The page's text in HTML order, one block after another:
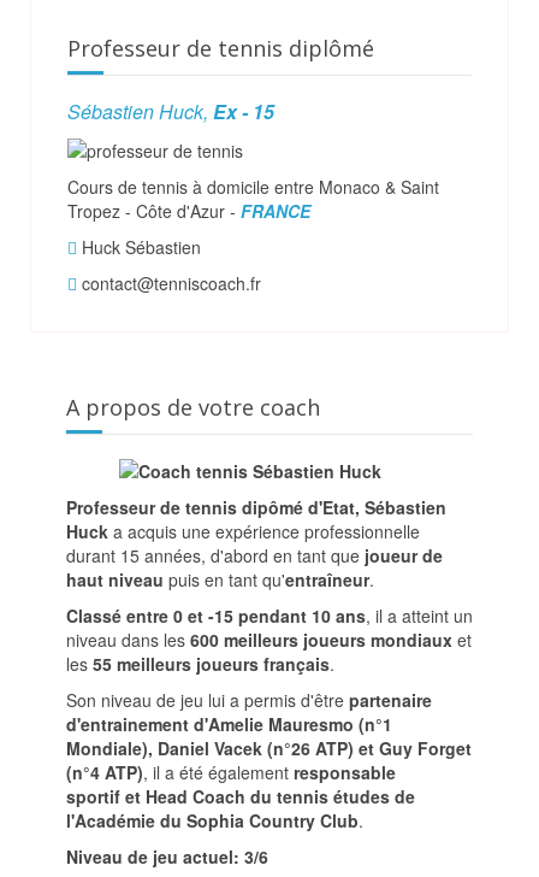
Professeur de tennis diplômé
Sébastien Huck, Ex - 15
Cours de tennis à domicile entre Monaco & Saint
Tropez - Côte d'Azur - FRANCE
Huck Sébastien
contact@tenniscoach.fr
A propos de votre coach
Professeur de tennis dipômé d'Etat, Sébastien
Huck a acquis une expérience professionnelle
durant 15 années, d'abord en tant que joueur de
haut niveau puis en tant qu'entraîneur.
Classé entre 0 et -15 pendant 10 ans, il a atteint un
niveau dans les 600 meilleurs joueurs mondiaux et
les 55 meilleurs joueurs français.
Son niveau de jeu lui a permis d'être partenaire
d'entrainement d'Amelie Mauresmo (n°1
Mondiale), Daniel Vacek (n°26 ATP) et Guy Forget
(n°4 ATP), il a été également responsable
sportif et Head Coach du tennis études de
l'Académie du Sophia Country Club.
Niveau de jeu actuel: 3/6